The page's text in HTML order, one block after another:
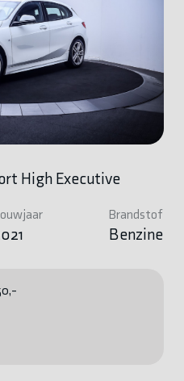
High Executive
Brandstof
Benzine